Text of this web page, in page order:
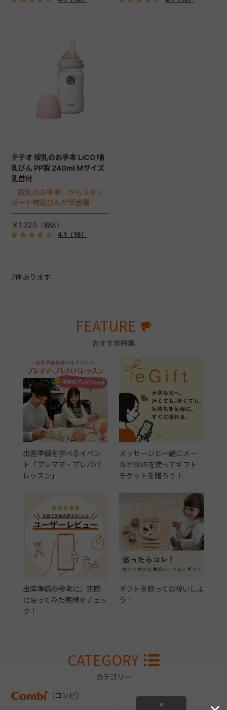
テテオ 授乳のお手本 LiCO 哺
乳びん PP製 240ml Mサイズ
乳首付
「授乳のお手本」からスタン
ダード哺乳びんが新登場！お
でかけにも軽くて便利なプラ
スチック製240mlボトル。
￥1,320
4.1 （16）
7件あります
FEATURE
おすすめ特集
出産準備を学べるイベン
ト「プレママ・プレパパ
レッスン」
メッセージと一緒にメー
ルやSNSを使ってギフト
チケットを贈ろう！
出産準備の参考に。実際
に使ってみた感想をチェッ
ク！
ギフトを贈ってお祝いしよ
う！
CATEGORY
カテゴリー
（コンビ）
×